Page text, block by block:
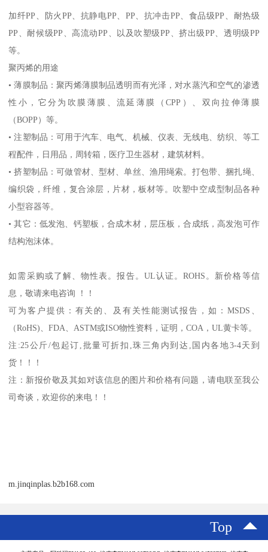
加纤PP 、防火 PP 、抗静电PP PP 、抗冲击PP 、食品级PP 、耐热级
PP 、耐候级PP 、高流动PP 、以及吹塑级PP 、挤出级PP 、透明级PP
等。
聚丙烯的用途
•薄膜制品：聚丙烯薄膜制品透明而有光泽，对水蒸汽和空气的渗透
性小，它分为吹膜薄膜、流延薄膜（CPP ）、双向拉伸薄膜
（BOPP ）等。
•注塑制品：可用于汽车、电气、机械、仪表、无线电、纺织、等工
程配件，日用品，周转箱，医疗卫生器材，建筑材料。
•挤塑制品：可做管材、型材、单丝、渔用绳索。打包带、捆扎绳、
编织袋，纤维，复合涂层，片材，板材等。吹塑中空成型制品各种
小型容器等。
•其它：低发泡、钙塑板，合成木材，层压板，合成纸，高发泡可作
结构泡沫体。
如需采购或了解、物性表。报告。 UL认证。ROHS 。新价格等信
息，敬请来电咨询 ！！
可为客户提供：有关的、及有关性能测试报告，如： MSDS
（RoHS) 、FDA ASTM或ISO物性资料，证明，COA ，UL黄卡等。
注 :25公斤/包起订 批量可折扣 珠三角内到达 国内各地3-4天到
货！！！
注：新报价敬及其如对该信息的图片和价格有问题，请电联至我公
司奇谈，欢迎你的来电！！
m.jinqinplas.b2b168.com
Top